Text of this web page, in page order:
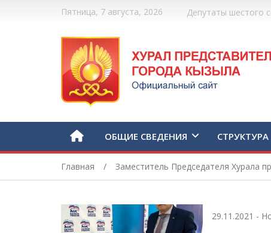
Пятница, 7 августа, 2026 Депутаты шестого
ОБЩИЕ СВЕДЕНИЯ СТРУКТУРА
Главная Заместитель Председателя Хурала
29.11.2021 -